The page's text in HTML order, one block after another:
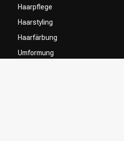
Haarpflege
Haarstyling
Haarfärbung
Umformung